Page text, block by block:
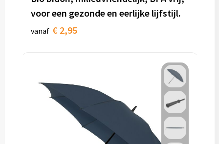
voor een gezonde en eerlijke lijfstijl.
vanaf € 2,95